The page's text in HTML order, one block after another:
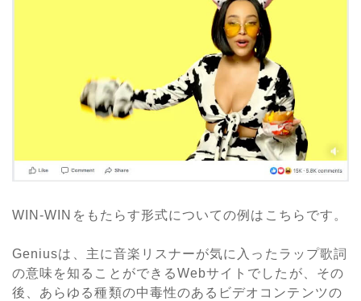
WIN-WINをもたらす形式についての例はこちらです。
Geniusは、主に音楽リスナーが気に入ったラップ歌詞
の意味を知ることができるWebサイトでしたが、その
後、あらゆる種類の中毒性のあるビデオコンテンツの